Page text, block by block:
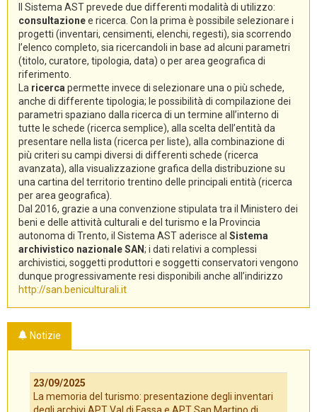
Il Sistema AST prevede due differenti modalità di utilizzo:
consultazionee ricerca. Con la prima è possibile selezionare i
progetti (inventari, censimenti, elenchi, regesti), sia scorrendo
l’elenco completo, sia ricercandoli in base ad alcuni parametri
(titolo, curatore, tipologia, data) o per area geografica di
riferimento.
La ricerca permette invece di selezionare una o più schede,
anche di differente tipologia; le possibilità di compilazione dei
parametri spaziano dalla ricerca di un termine all’interno di
tutte le schede (ricerca semplice), alla scelta dell’entità da
presentare nella lista (ricerca per liste), alla combinazione di
più criteri su campi diversi di differenti schede (ricerca
avanzata), alla visualizzazione grafica della distribuzione su
una cartina del territorio trentino delle principali entità (ricerca
per area geografica).
Dal 2016, grazie a una convenzione stipulata tra il Ministero dei
beni e delle attività culturali e del turismo e la Provincia
autonoma di Trento, il Sistema AST aderisce al Sistema
archivistico nazionale SAN; i dati relativi a complessi
archivistici, soggetti produttori e soggetti conservatori vengono
dunque progressivamente resi disponibili anche all’indirizzo
http://san.beniculturali.it
Notizie
23/09/2025
La memoria del turismo: presentazione degli inventari